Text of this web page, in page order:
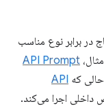
در برابر نوع مناسب
API Prompt
حالی که API
داخلی اجرا می‌کند.